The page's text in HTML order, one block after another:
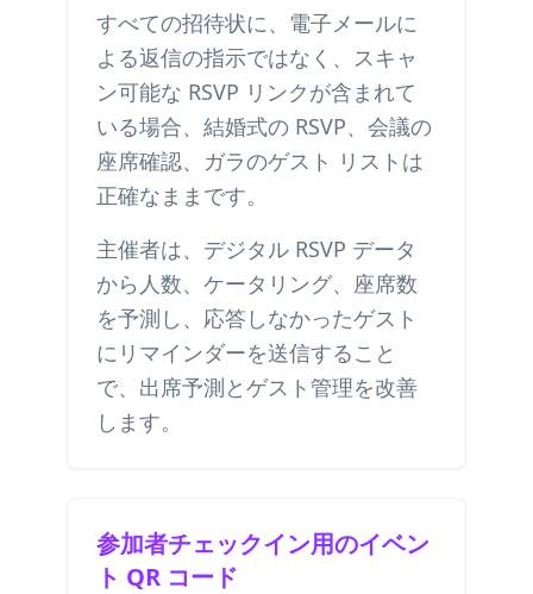
すべての招待状に、電子メールに
よる返信の指示ではなく、スキャ
ン可能な RSVP リンクが含まれて
いる場合、結婚式の RSVP、会議の
座席確認、ガラのゲスト リストは
正確なままです。
主催者は、デジタル RSVP データ
から人数、ケータリング、座席数
を予測し、応答しなかったゲスト
にリマインダーを送信すること
で、出席予測とゲスト管理を改善
します。
参加者チェックイン用のイベン
ト QR コード